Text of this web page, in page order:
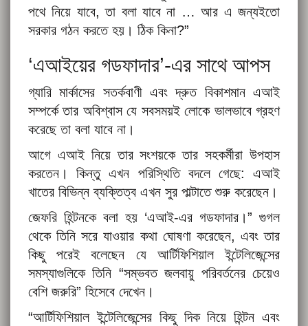
পথে নিয়ে যাবে, তা বলা যাবে না … আর এ জন্যইতো
সরকার গঠন করতে হয়। ঠিক কিনা?”
‘এআইয়ের গডফাদার’-এর সাথে আপস
গ্যারি মার্কাসের সতর্কবাণী এবং দ্রুত বিকাশমান এআই
সম্পর্কে তার অবিশ্বাস যে সবসময়ই লোকে ভালভাবে গ্রহণ
করেছে তা বলা যাবে না।
আগে এআই নিয়ে তার সংশয়কে তার সহকর্মীরা উপহাস
করতেন। কিন্তু এখন পরিস্থিতি বদলে গেছে: এআই
খাতের বিভিন্ন ব্যক্তিত্ব এখন সুর পাল্টাতে শুরু করেছেন।
জেফরি হিন্টনকে বলা হয় ‘এআই-এর গডফাদার।” গুগল
থেকে তিনি সরে যাওয়ার কথা ঘোষণা করেছেন, এবং তার
কিছু পরেই বলেছেন যে আর্টিফিশিয়াল ইন্টেলিজেন্সের
সমস্যাগুলিকে তিনি “সম্ভবত জলবায়ু পরিবর্তনের চেয়েও
বেশি জরুরি” হিসেবে দেখেন।
“আর্টিফিশিয়াল ইন্টেলিজেন্সের কিছু দিক নিয়ে হিন্টন এবং